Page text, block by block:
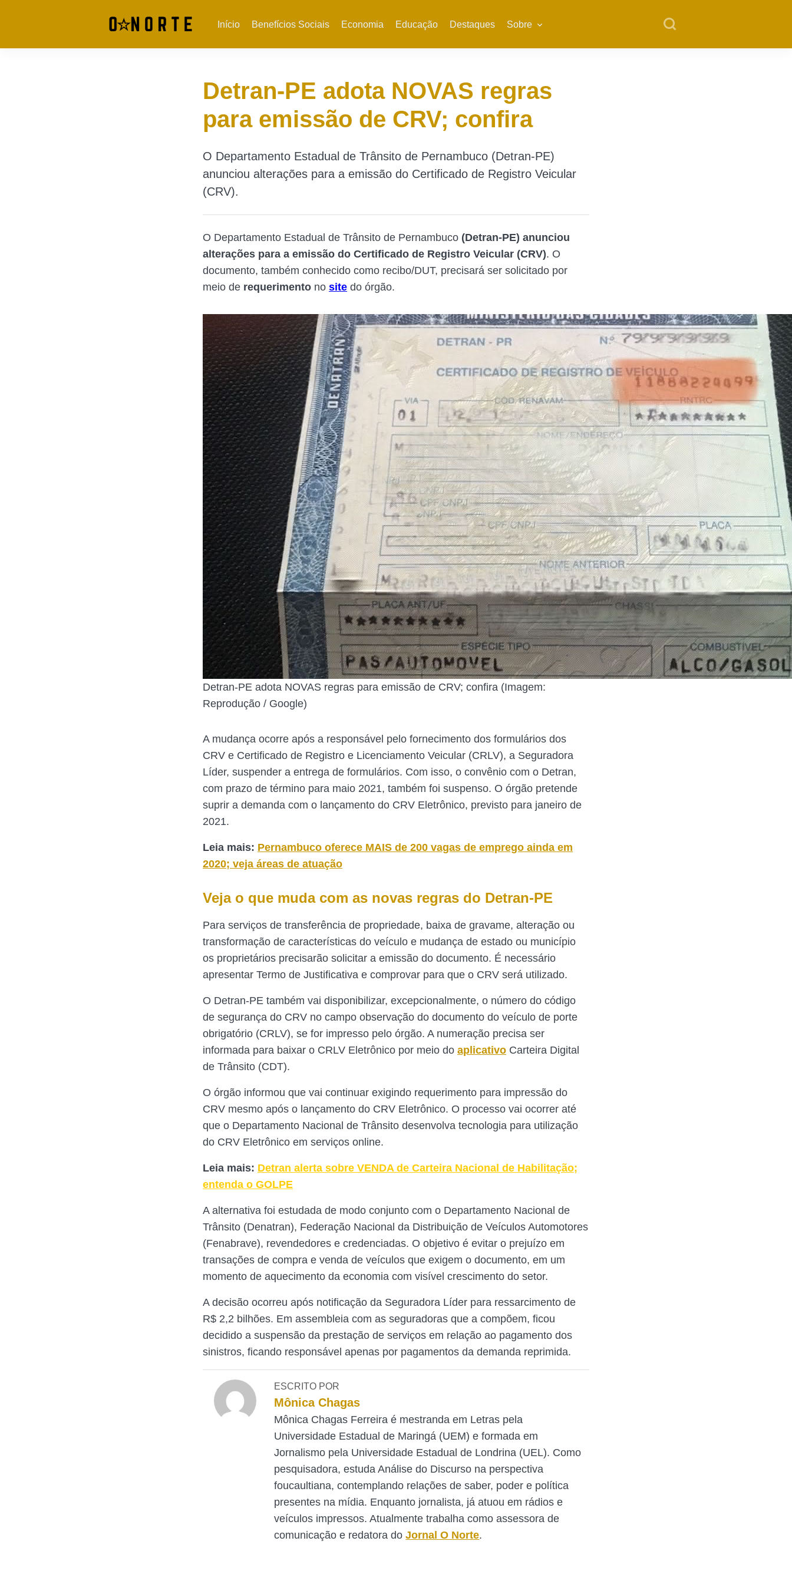
Início Benefícios Sociais Economia Educação Destaques Sobre
Detran-PE adota NOVAS regras
para emissão de CRV; confira
O Departamento Estadual de Trânsito de Pernambuco (Detran-PE)
anunciou alterações para a emissão do Certificado de Registro Veicular
(CRV).
O Departamento Estadual de Trânsito de Pernambuco (Detran-PE) anunciou
alterações para a emissão do Certificado de Registro Veicular (CRV). O
documento, também conhecido como recibo/DUT, precisará ser solicitado por
meio de requerimento no site do órgão.
Detran-PE adota NOVAS regras para emissão de CRV; confira (Imagem:
Reprodução / Google)
A mudança ocorre após a responsável pelo fornecimento dos formulários dos
CRV e Certificado de Registro e Licenciamento Veicular (CRLV), a Seguradora
Líder, suspender a entrega de formulários. Com isso, o convênio com o Detran,
com prazo de término para maio 2021, também foi suspenso. O órgão pretende
suprir a demanda com o lançamento do CRV Eletrônico, previsto para janeiro de
2021.
Leia mais: Pernambuco oferece MAIS de 200 vagas de emprego ainda em
2020; veja áreas de atuação
Veja o que muda com as novas regras do Detran-PE
Para serviços de transferência de propriedade, baixa de gravame, alteração ou
transformação de características do veículo e mudança de estado ou município
os proprietários precisarão solicitar a emissão do documento. É necessário
apresentar Termo de Justificativa e comprovar para que o CRV será utilizado.
O Detran-PE também vai disponibilizar, excepcionalmente, o número do código
de segurança do CRV no campo observação do documento do veículo de porte
obrigatório (CRLV), se for impresso pelo órgão. A numeração precisa ser
informada para baixar o CRLV Eletrônico por meio do aplicativo Carteira Digital
de Trânsito (CDT).
O órgão informou que vai continuar exigindo requerimento para impressão do
CRV mesmo após o lançamento do CRV Eletrônico. O processo vai ocorrer até
que o Departamento Nacional de Trânsito desenvolva tecnologia para utilização
do CRV Eletrônico em serviços online.
Leia mais: Detran alerta sobre VENDA de Carteira Nacional de Habilitação;
entenda o GOLPE
A alternativa foi estudada de modo conjunto com o Departamento Nacional de
Trânsito (Denatran), Federação Nacional da Distribuição de Veículos Automotores
(Fenabrave), revendedores e credenciadas. O objetivo é evitar o prejuízo em
transações de compra e venda de veículos que exigem o documento, em um
momento de aquecimento da economia com visível crescimento do setor.
A decisão ocorreu após notificação da Seguradora Líder para ressarcimento de
R$ 2,2 bilhões. Em assembleia com as seguradoras que a compõem, ficou
decidido a suspensão da prestação de serviços em relação ao pagamento dos
sinistros, ficando responsável apenas por pagamentos da demanda reprimida.
ESCRITO POR
Mônica Chagas
Mônica Chagas Ferreira é mestranda em Letras pela
Universidade Estadual de Maringá (UEM) e formada em
Jornalismo pela Universidade Estadual de Londrina (UEL). Como
pesquisadora, estuda Análise do Discurso na perspectiva
foucaultiana, contemplando relações de saber, poder e política
presentes na mídia. Enquanto jornalista, já atuou em rádios e
veículos impressos. Atualmente trabalha como assessora de
comunicação e redatora doJornal O Norte.